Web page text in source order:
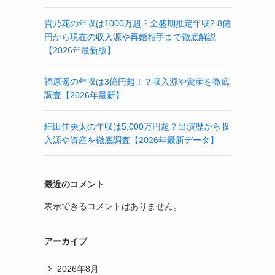
貴乃花の年収は1000万超？全盛期推定年収2.8億
円から現在の収入源や再婚相手まで徹底解説
【2026年最新版】
福原遥の年収は3億円超！？収入源や資産を徹底
調査【2026年最新】
細田佳央太の年収は5,000万円超？出演歴から収
入源や資産を徹底調査【2026年最新データ】
最近のコメント
表示できるコメントはありません。
アーカイブ
2026年8月